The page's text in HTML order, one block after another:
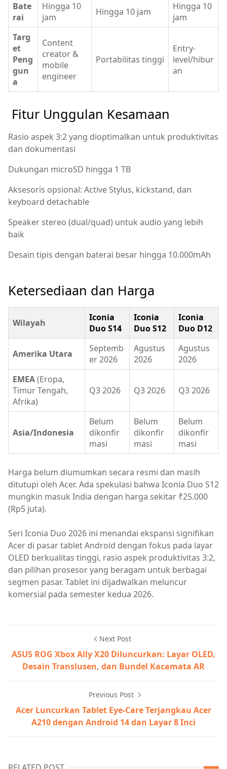
Bate
rai
Hingga 10
jam
Hingga 10 jam
Hingga 10
jam
Targ
et
Peng
gun
a
Content
creator &
mobile
engineer
Portabilitas tinggi
Entry-
level/hibur
an
Fitur Unggulan Kesamaan
Rasio aspek 3:2 yang dioptimalkan untuk produktivitas
dan dokumentasi
Dukungan microSD hingga 1 TB
Aksesoris opsional: Active Stylus, kickstand, dan
keyboard detachable
Speaker stereo (dual/quad) untuk audio yang lebih
baik
Desain tipis dengan baterai besar hingga 10.000mAh
Ketersediaan dan Harga
Wilayah
Iconia
Duo S14
Iconia
Duo S12
Iconia
Duo D12
Amerika Utara
Septemb
er 2026
Agustus
2026
Agustus
2026
EMEA(Eropa,
Timur Tengah,
Afrika)
Q3 2026 Q3 2026 Q3 2026
Asia/Indonesia
Belum
dikonfir
masi
Belum
dikonfir
masi
Belum
dikonfir
masi
Harga belum diumumkan secara resmi dan masih
ditutupi oleh Acer. Ada spekulasi bahwa Iconia Duo S12
mungkin masuk India dengan harga sekitar ₹25.000
(Rp5 juta).
Seri Iconia Duo 2026 ini menandai ekspansi signifikan
Acer di pasar tablet Android dengan fokus pada layar
OLED berkualitas tinggi, rasio aspek produktivitas 3:2,
dan pilihan prosesor yang beragam untuk berbagai
segmen pasar. Tablet ini dijadwalkan meluncur
komersial pada semester kedua 2026.
Next Post
ASUS ROG Xbox Ally X20 Diluncurkan: Layar OLED,
Desain Translusen, dan Bundel Kacamata AR
Previous Post
Acer Luncurkan Tablet Eye-Care Terjangkau Acer
A210 dengan Android 14 dan Layar 8 Inci